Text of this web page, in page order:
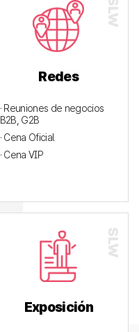
Redes
· Reuniones de negocios
B2B, G2B
· Cena Oficial
· Cena VIP
Exposición